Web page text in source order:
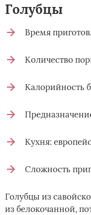
Голубцы
Время
Количество
Калорийность
Кухня:
Сложность
Голубцы из
из белокочанной,